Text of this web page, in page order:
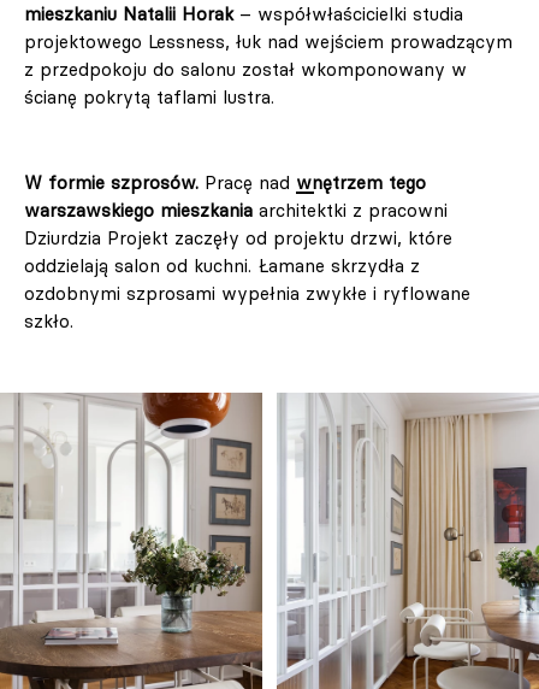
mieszkaniu Natalii Horak– współwłaścicielki studia
projektowego Lessness, łuk nad wejściem prowadzącym
z przedpokoju do salonu został wkomponowany w
ścianę pokrytą taflami lustra.
W formie szprosów. Pracę nad wnętrzem tego
warszawskiego mieszkania architektki z pracowni
Dziurdzia Projekt zaczęły od projektu drzwi, które
oddzielają salon od kuchni. Łamane skrzydła z
ozdobnymi szprosami wypełnia zwykłe i ryflowane
szkło.